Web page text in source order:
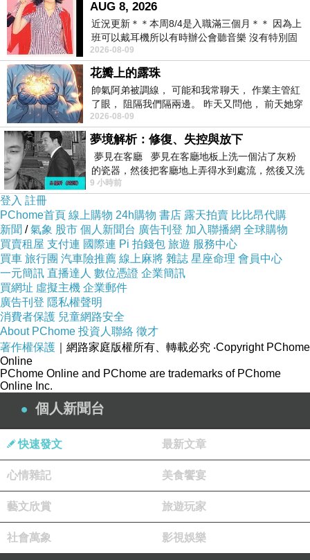
AUG 8, 2026
近況更新＊＊本周8/4是入職滿三個月＊＊ 因為上
班可以戴耳機所以有時辦公會聽音樂 沒有特別固
定哪天但就是一周某一天會固定聽'90
2026-08-09
花瓣上的露珠
帥氣阿弟被調線， 可能和我常聊天， 作業主管紅
了眼， 阻隔我們隔兩邊。 昨天又問他， 前天她穿
什麼顏色衣服， 不經
2026-08-09
夢境解析：修復、失控與放下
夢見在客廳 夢見在客廳地板上洗一個沾了灰粉
的瓷器，然後把客廳地上弄得水到處流，然後又洗
一頂棒球潮帽，後來發現帽
9 小時前
登入 註冊
PChome首頁 線上購物 24h購物 書店 露天拍賣 比比昂代購
新聞 /氣象 股市 個人新聞台 廣告刊登 加入聯播網 全球購物
買賣租屋 支付連 國際連 Pi 拍錢包 旅遊 服務中心
買車 旅行團 汽車險推薦 線上麻將 雜誌 星座命理 會員中心
一元簡訊 直播達人 數位憑證 企業簡訊
買網址 虛擬主機 企業郵件
廣告刊登 隱私權聲明
消費者保護 兒童網路安全
About PChome 投資人聯絡 徵才
著作權保護 ｜網路家庭版權所有、轉載必究 ‧Copyright PChome
Online
PChome Online and PChome are trademarks of PChome
Online Inc.
個人新聞台
快速發文 最新文章
心情雜記 美食饗宴
藝文欣賞 旅遊玩家
社會萬象 影視娛樂